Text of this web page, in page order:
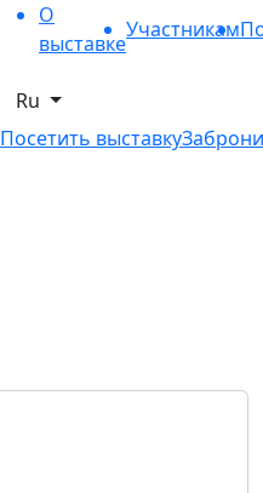
О
выставке
Участникам
Ru
Посетить выставку